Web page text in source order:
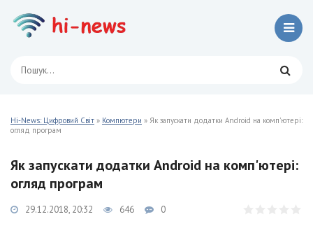
Hi-News: Цифровий Світ » Компютери » Як запускати додатки Android на комп'ютері:
огляд програм
Як запускати додатки Android на комп'ютері:
огляд програм
29.12.2018, 20:32 646 0